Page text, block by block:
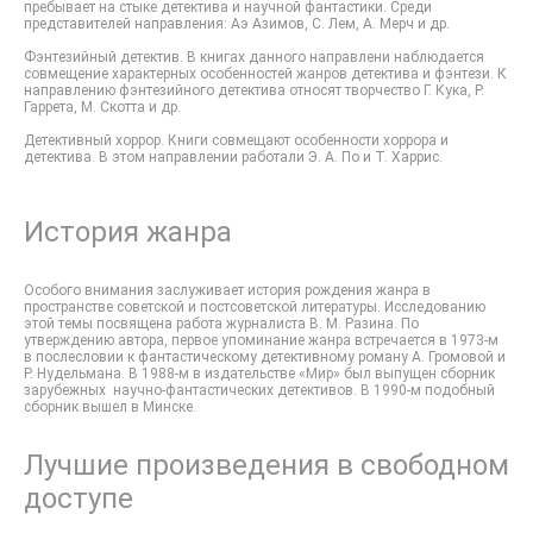
пребывает на стыке детектива и научной фантастики. Среди
представителей направления: Аэ Азимов, С. Лем, А. Мерч и др.
Фэнтезийный детектив. В книгах данного направлени наблюдается
совмещение характерных особенностей жанров детектива и фэнтези. К
направлению фэнтезийного детектива относят творчество Г. Кука, Р.
Гаррета, М. Скотта и др.
Детективный хоррор. Книги совмещают особенности хоррора и
детектива. В этом направлении работали Э. А. По и Т. Харрис.
История жанра
Особого внимания заслуживает история рождения жанра в
пространстве советской и постсоветской литературы. Исследованию
этой темы посвящена работа журналиста В. М. Разина. По
утверждению автора, первое упоминание жанра встречается в 1973-м
в послесловии к фантастическому детективному роману А. Громовой и
Р. Нудельмана. В 1988-м в издательстве «Мир» был выпущен сборник
зарубежных научно-фантастических детективов. В 1990-м подобный
сборник вышел в Минске.
Лучшие произведения в свободном
доступе